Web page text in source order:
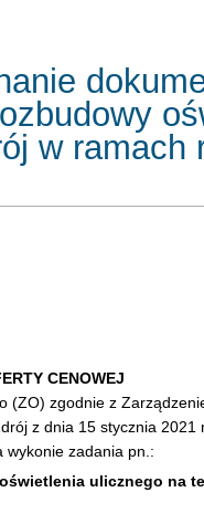
w ramach
CENOWEJ
(ZO) zgodnie z
z dnia 15 stycznia 2021
wykonie zadania pn.:
ulicznego na